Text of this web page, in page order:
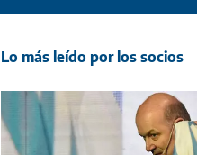
Lo más leído por los socios